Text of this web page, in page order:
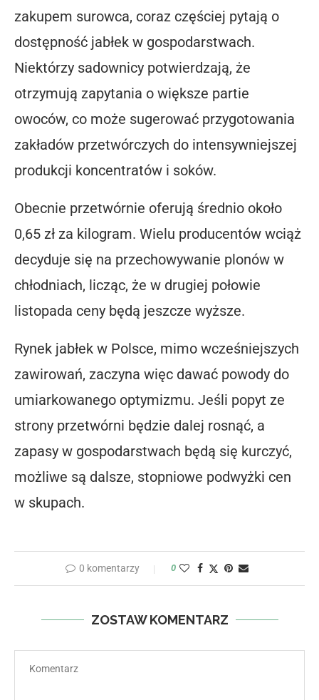
zakupem surowca, coraz częściej pytają o
dostępność jabłek w gospodarstwach.
Niektórzy sadownicy potwierdzają, że
otrzymują zapytania o większe partie
owoców, co może sugerować przygotowania
zakładów przetwórczych do intensywniejszej
produkcji koncentratów i soków.
Obecnie przetwórnie oferują średnio około
0,65 zł za kilogram. Wielu producentów wciąż
decyduje się na przechowywanie plonów w
chłodniach, licząc, że w drugiej połowie
listopada ceny będą jeszcze wyższe.
Rynek jabłek w Polsce, mimo wcześniejszych
zawirowań, zaczyna więc dawać powody do
umiarkowanego optymizmu. Jeśli popyt ze
strony przetwórni będzie dalej rosnąć, a
zapasy w gospodarstwach będą się kurczyć,
możliwe są dalsze, stopniowe podwyżki cen
w skupach.
0 komentarzy 0
ZOSTAW KOMENTARZ